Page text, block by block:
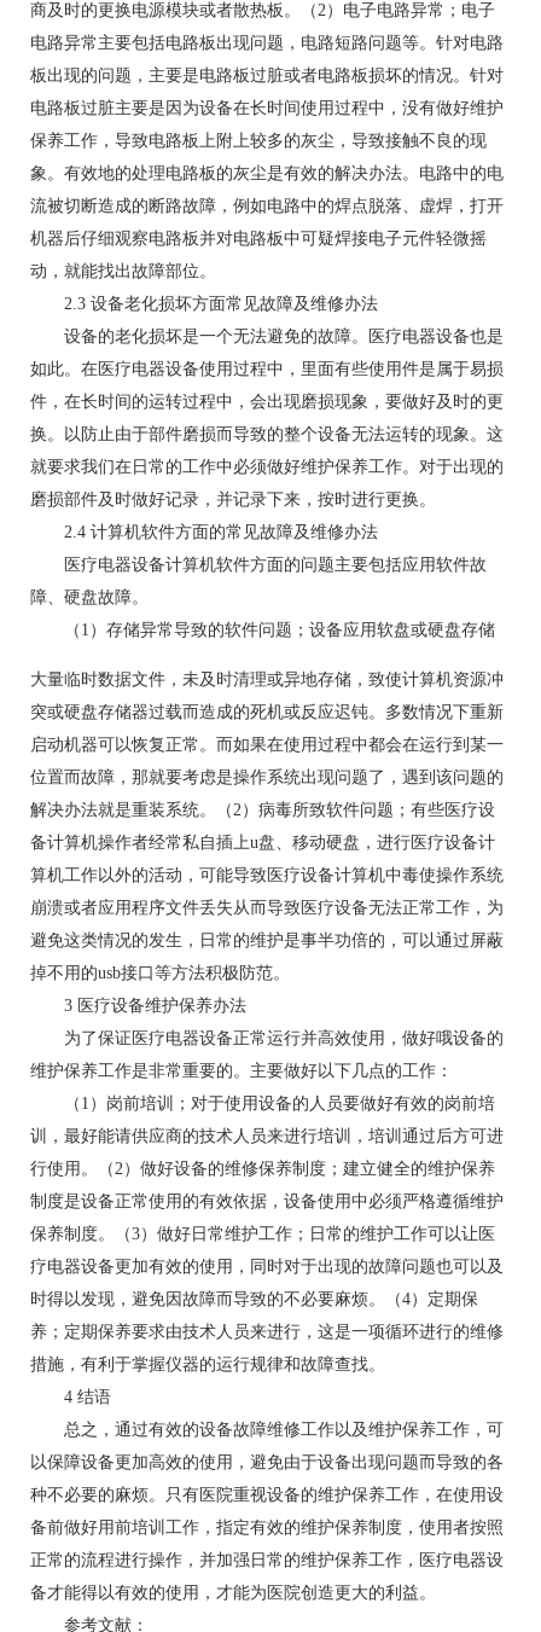
商及时的更换电源模块或者散热板。（2）电子电路异常；电子
电路异常主要包括电路板出现问题，电路短路问题等。针对电路
板出现的问题，主要是电路板过脏或者电路板损坏的情况。针对
电路板过脏主要是因为设备在长时间使用过程中，没有做好维护
保养工作，导致电路板上附上较多的灰尘，导致接触不良的现
象。有效地的处理电路板的灰尘是有效的解决办法。电路中的电
流被切断造成的断路故障，例如电路中的焊点脱落、虚焊，打开
机器后仔细观察电路板并对电路板中可疑焊接电子元件轻微摇
动，就能找出故障部位。
2.3 设备老化损坏方面常见故障及维修办法
设备的老化损坏是一个无法避免的故障。医疗电器设备也是
如此。在医疗电器设备使用过程中，里面有些使用件是属于易损
件，在长时间的运转过程中，会出现磨损现象，要做好及时的更
换。以防止由于部件磨损而导致的整个设备无法运转的现象。这
就要求我们在日常的工作中必须做好维护保养工作。对于出现的
磨损部件及时做好记录，并记录下来，按时进行更换。
2.4 计算机软件方面的常见故障及维修办法
医疗电器设备计算机软件方面的问题主要包括应用软件故
障、硬盘故障。
（1）存储异常导致的软件问题；设备应用软盘或硬盘存储
大量临时数据文件，未及时清理或异地存储，致使计算机资源冲
突或硬盘存储器过载而造成的死机或反应迟钝。多数情况下重新
启动机器可以恢复正常。而如果在使用过程中都会在运行到某一
位置而故障，那就要考虑是操作系统出现问题了，遇到该问题的
解决办法就是重装系统。（2）病毒所致软件问题；有些医疗设
备计算机操作者经常私自插上u盘、移动硬盘，进行医疗设备计
算机工作以外的活动，可能导致医疗设备计算机中毒使操作系统
崩溃或者应用程序文件丢失从而导致医疗设备无法正常工作，为
避免这类情况的发生，日常的维护是事半功倍的，可以通过屏蔽
掉不用的usb接口等方法积极防范。
3 医疗设备维护保养办法
为了保证医疗电器设备正常运行并高效使用，做好哦设备的
维护保养工作是非常重要的。主要做好以下几点的工作：
（1）岗前培训；对于使用设备的人员要做好有效的岗前培
训，最好能请供应商的技术人员来进行培训，培训通过后方可进
行使用。（2）做好设备的维修保养制度；建立健全的维护保养
制度是设备正常使用的有效依据，设备使用中必须严格遵循维护
保养制度。（3）做好日常维护工作；日常的维护工作可以让医
疗电器设备更加有效的使用，同时对于出现的故障问题也可以及
时得以发现，避免因故障而导致的不必要麻烦。（4）定期保
养；定期保养要求由技术人员来进行，这是一项循环进行的维修
措施，有利于掌握仪器的运行规律和故障查找。
4 结语
总之，通过有效的设备故障维修工作以及维护保养工作，可
以保障设备更加高效的使用，避免由于设备出现问题而导致的各
种不必要的麻烦。只有医院重视设备的维护保养工作，在使用设
备前做好用前培训工作，指定有效的维护保养制度，使用者按照
正常的流程进行操作，并加强日常的维护保养工作，医疗电器设
备才能得以有效的使用，才能为医院创造更大的利益。
参考文献：